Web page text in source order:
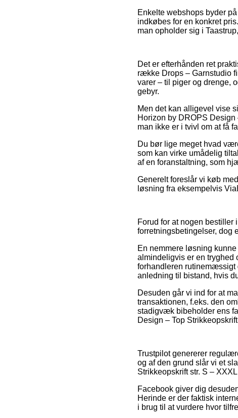
Enkelte webshops byder
indkøbes for en konkret
man opholder sig i
Det er efterhånden ret
række Drops – Garnstudio
varer – til piger og drenge,
gebyr.
Men det kan alligevel vise
Horizon by DROPS
man ikke er i tvivl om at få
Du bør lige meget hvad
som kan virke umådelig
af en foranstaltning, som
Generelt foreslår vi køb
løsning fra eksempelvis
Forud for at nogen bestiller
forretningsbetingelser, dog
En nemmere løsning
almindeligvis er en tryghed
forhandleren rutinemæssigt
anledning til bistand, hvis
Desuden går vi ind for at
transaktionen, f.eks. den
stadigvæk bibeholder ens
Design – Top
Trustpilot genererer
og af den grund slår vi et
Strikkeopskrift str. S –
Facebook giver dig
Herinde er der faktisk
i brug til at vurdere hvor